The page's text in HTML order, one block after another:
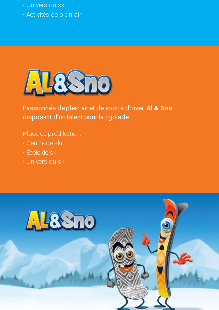
• Univers du ski
• Activités de plein air
Passionnés de plein air et de sports d’hiver, Al & Sno
disposent d’un talent pour la rigolade...
Place de prédilection:
• Centre de ski
• École de ski
• Univers du ski